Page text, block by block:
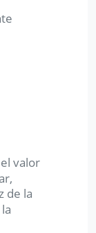
valor
de la